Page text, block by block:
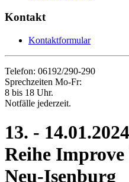
Kontakt
Kontaktformular
Telefon: 06192/290-290
Sprechzeiten Mo-Fr:
8 bis 18 Uhr.
Notfälle jederzeit.
13. -
Reihe
Neu-Isenburg